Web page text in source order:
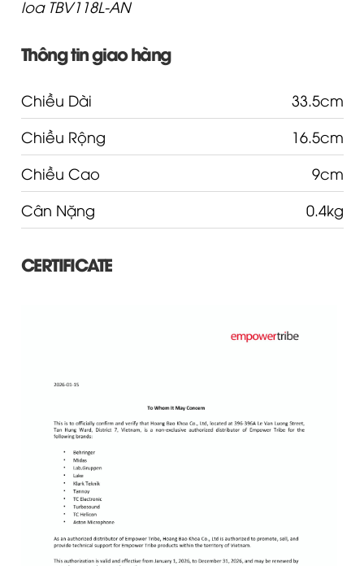
loa TBV118L-AN
Thông tin giao hàng
Chiều Dài
33.5cm
Chiều Rộng
16.5cm
Chiều Cao
9cm
Cân Nặng
0.4kg
CERTIFICATE